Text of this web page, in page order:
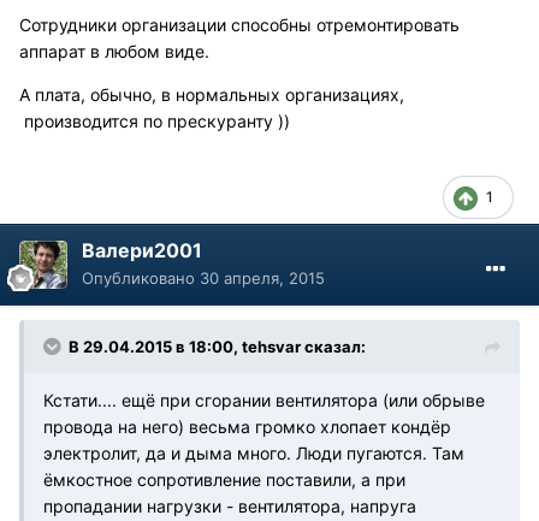
Сотрудники организации способны отремонтировать
аппарат в любом виде.
А плата, обычно, в нормальных организациях,
производится по прескуранту ))
1
Валери2001
Опубликовано 30 апреля, 2015
В 29.04.2015 в 18:00, tehsvar сказал:
Кстати.... ещё при сгорании вентилятора (или обрыве
провода на него) весьма громко хлопает кондёр
электролит, да и дыма много. Люди пугаются. Там
ёмкостное сопротивление поставили, а при
пропадании нагрузки - вентилятора, напруга